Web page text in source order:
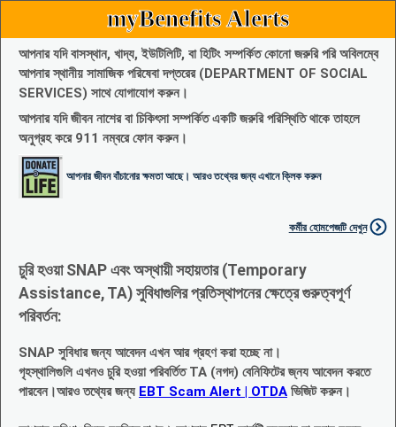
myBenefits Alerts
আপনার যদি বাসস্থান, খাদ্য, ইউটিলিটি, বা হিটিং সম্পর্কিত কোনো জরুরি পরি অবিলম্বে
আপনার স্থানীয় সামাজিক পরিষেবা দপ্তরের (DEPARTMENT OF SOCIAL
SERVICES) সাথে যোগাযোগ করুন।
আপনার যদি জীবন নাশের বা চিকিৎসা সম্পর্কিত একটি জরুরি পরিস্থিতি থাকে তাহলে
অনুগ্রহ করে 911 নম্বরে ফোন করুন।
আপনার জীবন বাঁচানোর ক্ষমতা আছে। আরও তথ্যের জন্য এখানে ক্লিক করুন
কর্মীর হোমপেজটি দেখুন
চুরি হওয়া SNAP এবং অস্থায়ী সহায়তার (Temporary
Assistance, TA) সুবিধাগুলির প্রতিস্থাপনের ক্ষেত্রে গুরুত্বপূর্ণ
পরিবর্তন:
SNAP সুবিধার জন্য আবেদন এখন আর গ্রহণ করা হচ্ছে না।
গৃহস্থালিগুলি এখনও চুরি হওয়া পরিবর্তিত TA (নগদ) বেনিফিটের জ্নয আবেদন করতে
পারবেন।আরও তথ্যের জন্য EBT Scam Alert | OTDA ভিজিট করুন।